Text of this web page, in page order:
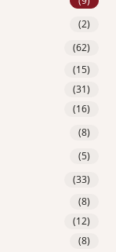
(2)
(62)
(15)
(31)
(16)
(8)
(5)
(33)
(8)
(12)
(8)